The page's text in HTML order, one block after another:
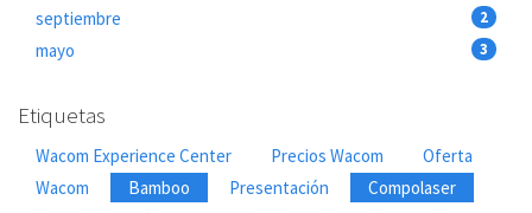
septiembre 2
mayo 3
Etiquetas
Wacom Experience Center Precios Wacom
Oferta
Wacom
Bamboo Presentación
Compolaser